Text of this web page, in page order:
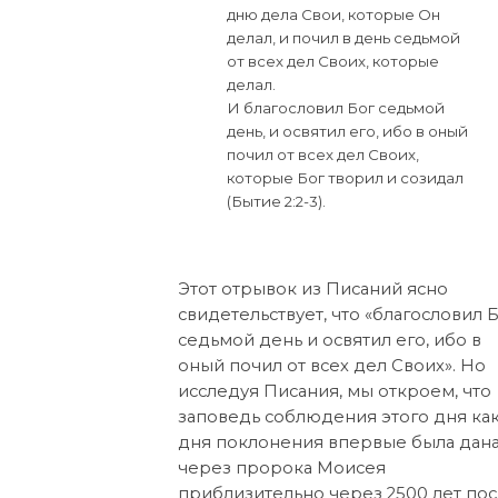
дню дела Свои, которые Он
делал, и почил в день седьмой
от всех дел Своих, которые
делал.
И благословил Бог седьмой
день, и освятил его, ибо в оный
почил от всех дел Своих,
которые Бог творил и созидал
(Бытие 2:2-3).
Этот отрывок из Писаний ясно
свидетельствует, что «благословил
седьмой день и освятил его, ибо в
оный почил от всех дел Своих». Но
исследуя Писания, мы откроем, что
заповедь соблюдения этого дня
дня поклонения впервые была дана
через пророка Моисея